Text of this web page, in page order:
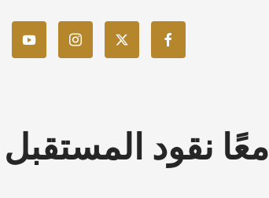
معًا نقود المستقبل